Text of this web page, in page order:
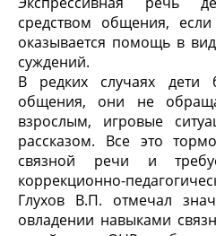
средством общения,
оказывается помощь в
суждений.
В редких случаях дети
общения, они не
взрослым, игровые
рассказом. Все это
связной речи и
коррекционно-
Глухов В.П. отмечал
овладении навыками